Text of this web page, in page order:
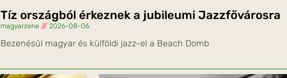
Tíz országból érkeznek a jubileumi Jazzfővárosra
magyarzene 2026-08-06
Bezenésül magyar és külföldi jazz-el a Beach Domb